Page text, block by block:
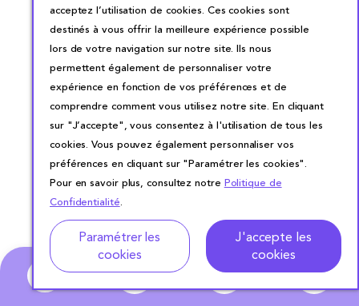
Adresse Dates de location
acceptez l’utilisation de cookies. Ces cookies sont
destinés à vous offrir la meilleure expérience possible
lors de votre navigation sur notre site. Ils nous
permettent également de personnaliser votre
expérience en fonction de vos préférences et de
comprendre comment vous utilisez notre site. En cliquant
sur "J’accepte", vous consentez à l'utilisation de tous les
cookies. Vous pouvez également personnaliser vos
préférences en cliquant sur "Paramétrer les cookies".
Pour en savoir plus, consultez notrePolitique de
Confidentialité.
Paramétrer les
cookies
J'accepte les
cookies